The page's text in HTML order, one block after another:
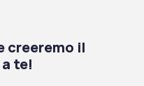
creeremo il
te!